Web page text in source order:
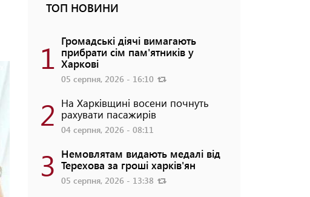
ТОП НОВИНИ
1 Громадські діячі вимагають
прибрати сім пам'ятників у
Харкові
05 серпня, 2026 - 16:10
2 На Харківщині восени почнуть
рахувати пасажирів
04 серпня, 2026 - 08:11
3 Немовлятам видають медалі від
Терехова за гроші харків'ян
05 серпня, 2026 - 13:38